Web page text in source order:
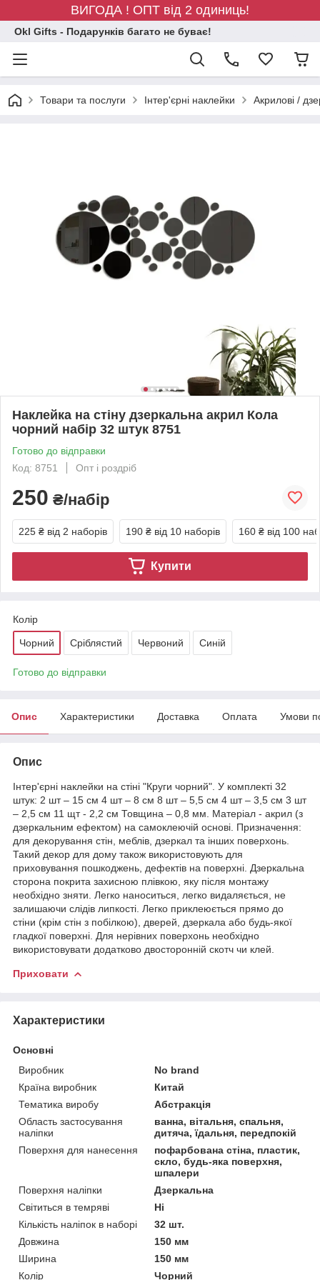
ВИГОДА ! ОПТ від 2 одиниць!
Okl Gifts - Подарунків багато не буває!
Товари та послуги Інтер'єрні наклейки Акрилові /
Наклейка на стіну дзеркальна акрил Кола
чорний набір 32 штук 8751
Готово до відправки
Код: 8751
Опт і роздріб
250 ₴/набір
225 ₴ від 2 наборів 190 ₴ від 10 наборів 160 ₴ від 100
Купити
Колір
Чорний Сріблястий Червоний Синій
Готово до відправки
Опис Характеристики Доставка Оплата Умови
Опис
Інтер'єрні наклейки на стіні "Круги чорний". У комплекті 32
штук: 2 шт – 15 см 4 шт – 8 см 8 шт – 5,5 см 4 шт – 3,5 см 3 шт
– 2,5 см 11 щт - 2,2 см Товщина – 0,8 мм. Матеріал - акрил (з
дзеркальним ефектом) на самоклеючій основі. Призначення:
для декорування стін, меблів, дзеркал та інших поверхонь.
Такий декор для дому також використовують для
приховування пошкоджень, дефектів на поверхні. Дзеркальна
сторона покрита захисною плівкою, яку після монтажу
необхідно зняти. Легко наноситься, легко видаляється, не
залишаючи слідів липкості. Легко приклеюється прямо до
стіни (крім стін з побілкою), дверей, дзеркала або будь-якої
гладкої поверхні. Для нерівних поверхонь необхідно
використовувати додатково двосторонній скотч чи клей.
Приховати
Характеристики
Основні
Виробник
No brand
Країна виробник
Китай
Тематика виробу
Абстракція
Область застосування
наліпки
ванна, вітальня, спальня,
дитяча, їдальня, передпокій
Поверхня для нанесення
пофарбована стіна, пластик,
скло, будь-яка поверхня,
шпалери
Поверхня наліпки
Дзеркальна
Світиться в темряві
Ні
Кількість наліпок в наборі
32 шт.
Довжина
150 мм
Ширина
150 мм
Колір
Чорний